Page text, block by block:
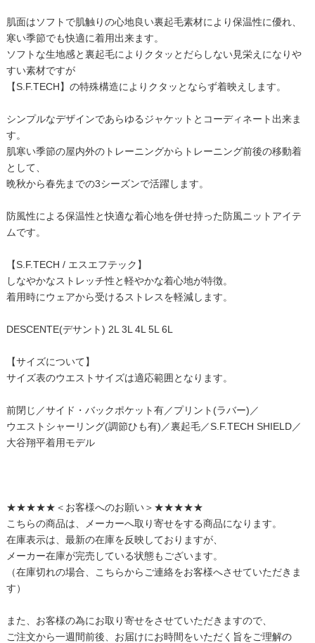
肌面はソフトで肌触りの心地良い裏起毛素材により保温性に優れ、
寒い季節でも快適に着用出来ます。
ソフトな生地感と裏起毛によりクタッとだらしない見栄えになりや
すい素材ですが
【S.F.TECH】の特殊構造によりクタッとならず着映えします。
シンプルなデザインであらゆるジャケットとコーディネート出来ま
す。
肌寒い季節の屋内外のトレーニングからトレーニング前後の移動着
として、
晩秋から春先までの3シーズンで活躍します。
防風性による保温性と快適な着心地を併せ持った防風ニットアイテ
ムです。
【S.F.TECH / エスエフテック】
しなやかなストレッチ性と軽やかな着心地が特徴。
着用時にウェアから受けるストレスを軽減します。
DESCENTE(デサント) 2L 3L 4L 5L 6L
【サイズについて】
サイズ表のウエストサイズは適応範囲となります。
前閉じ／サイド・バックポケット有／プリント(ラバー)／
ウエストシャーリング(調節ひも有)／裏起毛／S.F.TECH SHIELD／
大谷翔平着用モデル
★★★★★＜お客様へのお願い＞★★★★★
こちらの商品は、メーカーへ取り寄せをする商品になります。
在庫表示は、最新の在庫を反映しておりますが、
メーカー在庫が完売している状態もございます。
（在庫切れの場合、こちらからご連絡をお客様へさせていただきま
す）
また、お客様の為にお取り寄せをさせていただきますので、
ご注文から一週間前後、お届けにお時間をいただく旨をご理解の